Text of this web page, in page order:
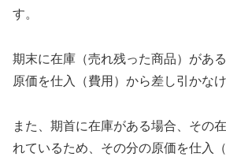
す。
期末に在庫（売れ残った商品）があ
原価を仕入（費用）から差し引かな
また、期首に在庫がある場合、その
れているため、その分の原価を仕入